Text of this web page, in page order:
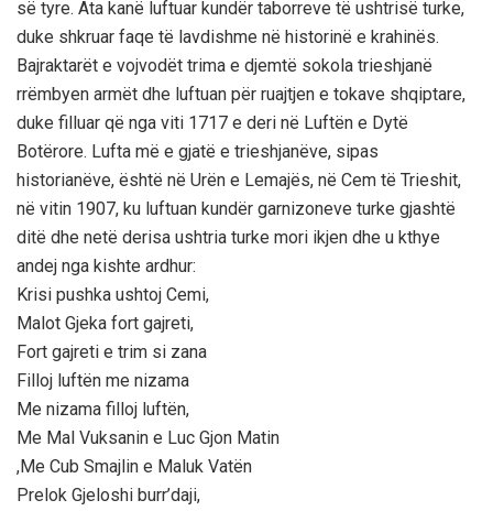
së tyre. Ata kanë luftuar kundër taborreve të ushtrisë turke,
duke shkruar faqe të lavdishme në historinë e krahinës.
Bajraktarët e vojvodët trima e djemtë sokola trieshjanë
rrëmbyen armët dhe luftuan për ruajtjen e tokave shqiptare,
duke filluar që nga viti 1717 e deri në Luftën e Dytë
Botërore. Lufta më e gjatë e trieshjanëve, sipas
historianëve, është në Urën e Lemajës, në Cem të Trieshit,
në vitin 1907, ku luftuan kundër garnizoneve turke gjashtë
ditë dhe netë derisa ushtria turke mori ikjen dhe u kthye
andej nga kishte ardhur:
Krisi pushka ushtoj Cemi,
Malot Gjeka fort gajreti,
Fort gajreti e trim si zana
Filloj luftën me nizama
Me nizama filloj luftën,
Me Mal Vuksanin e Luc Gjon Matin
,Me Cub Smajlin e Maluk Vatën
Prelok Gjeloshi burr’daji,